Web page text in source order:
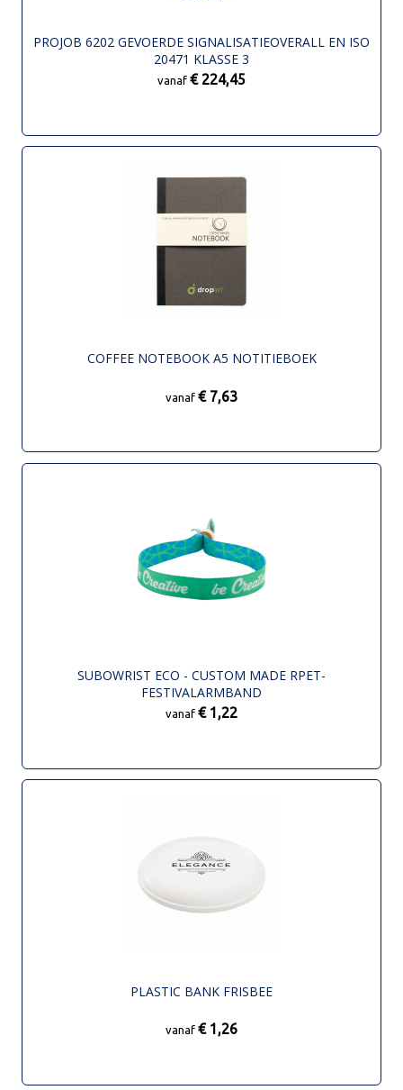
PROJOB 6202 GEVOERDE SIGNALISATIEOVERALL EN ISO
20471 KLASSE 3
vanaf € 224,45
COFFEE NOTEBOOK A5 NOTITIEBOEK
vanaf € 7,63
SUBOWRIST ECO - CUSTOM MADE RPET-
FESTIVALARMBAND
vanaf € 1,22
PLASTIC BANK FRISBEE
vanaf € 1,26